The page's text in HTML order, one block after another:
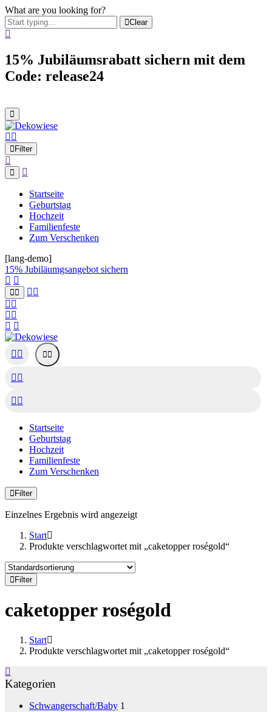
What are you looking for?
Clear
15% Jubiläumsrabatt sichern mit dem
Code: release24
Filter
Startseite
Geburtstag
Hochzeit
Familienfeste
Zum Verschenken
[lang-demo]
15% Jubiläumgsangebot sichern
Startseite
Geburtstag
Hochzeit
Familienfeste
Zum Verschenken
Filter
Einzelnes Ergebnis wird angezeigt
Start
Produkte verschlagwortet mit „caketopper roségold“
Filter
caketopper roségold
Start
Produkte verschlagwortet mit „caketopper roségold“
Kategorien
Schwangerschaft/Baby 1